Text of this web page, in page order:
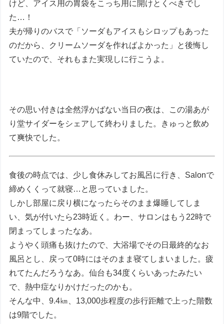
けど、アイス用の胃袋をこっち用に開けとくべきでし
た…！
夫が帰りのバスで「ソーダもアイスもシロップもあった
のだから、クリームソーダを作ればよかった」と後悔し
ていたので、それもまた実現しに行こうよ。
その思い付きは全然浮かばない当日の夜は、この湯あが
り堂サイダーをシェアして終わりました。きゅっと飲め
て爽快でした。
食後の時点では、少し食休みしてお風呂に行き、Salonで
締めくくって就寝…と思っていました。
しかし部屋に戻り横になったらそのまま爆睡してしま
い、気が付いたら23時近く。わー、サロンはもう22時で
閉まってしまったなあ。
ようやく頭痛も抜けたので、大浴場でその日最終的なお
風呂とし、戻って0時にはそのまま寝てしまいました。疲
れてたんだろうなあ。仙台も34度くらいあったみたい
で、熱中症なりかけだったのかも。
そんな中、9.4㎞、13,000歩程度の歩行距離で上った階数
は9階でした。